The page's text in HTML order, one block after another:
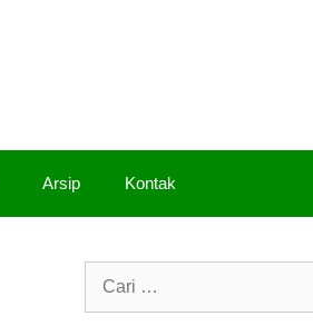
Arsip Kontak
Cari